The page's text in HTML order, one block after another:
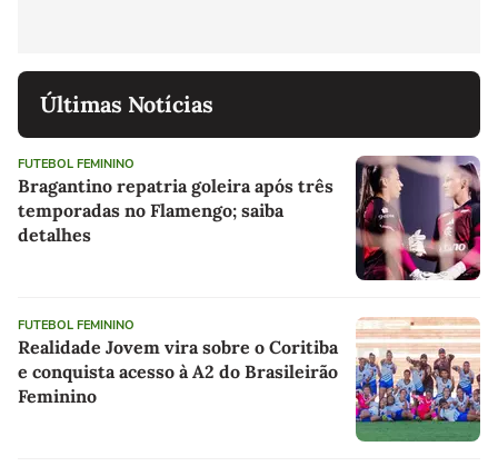
Últimas Notícias
FUTEBOL FEMININO
Bragantino repatria goleira após três
temporadas no Flamengo; saiba
detalhes
FUTEBOL FEMININO
Realidade Jovem vira sobre o Coritiba
e conquista acesso à A2 do Brasileirão
Feminino